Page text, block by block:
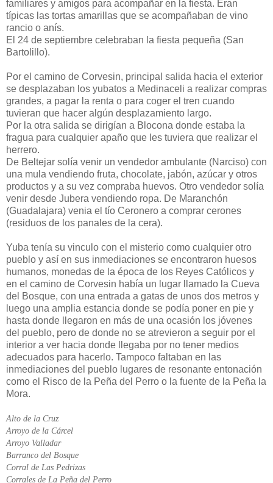
familiares y amigos para acompañar en la fiesta. Eran
típicas las tortas amarillas que se acompañaban de vino
rancio o anís.
El 24 de septiembre celebraban la fiesta pequeña (San
Bartolillo).
Por el camino de Corvesin, principal salida hacia el exterior
se desplazaban los yubatos a Medinaceli a realizar compras
grandes, a pagar la renta o para coger el tren cuando
tuvieran que hacer algún desplazamiento largo.
Por la otra salida se dirigían a Blocona donde estaba la
fragua para cualquier apaño que les tuviera que realizar el
herrero.
De Beltejar solía venir un vendedor ambulante (Narciso) con
una mula vendiendo fruta, chocolate, jabón, azúcar y otros
productos y a su vez compraba huevos. Otro vendedor solía
venir desde Jubera vendiendo ropa. De Maranchón
(Guadalajara) venia el tío Ceronero a comprar cerones
(residuos de los panales de la cera).
Yuba tenía su vinculo con el misterio como cualquier otro
pueblo y así en sus inmediaciones se encontraron huesos
humanos, monedas de la época de los Reyes Católicos y
en el camino de Corvesin había un lugar llamado la Cueva
del Bosque, con una entrada a gatas de unos dos metros y
luego una amplia estancia donde se podía poner en pie y
hasta donde llegaron en más de una ocasión los jóvenes
del pueblo, pero de donde no se atrevieron a seguir por el
interior a ver hacia donde llegaba por no tener medios
adecuados para hacerlo. Tampoco faltaban en las
inmediaciones del pueblo lugares de resonante entonación
como el Risco de la Peña del Perro o la fuente de la Peña la
Mora.
Alto de la Cruz
Arroyo de la Cárcel
Arroyo Valladar
Barranco del Bosque
Corral de Las Pedrizas
Corrales de La Peña del Perro